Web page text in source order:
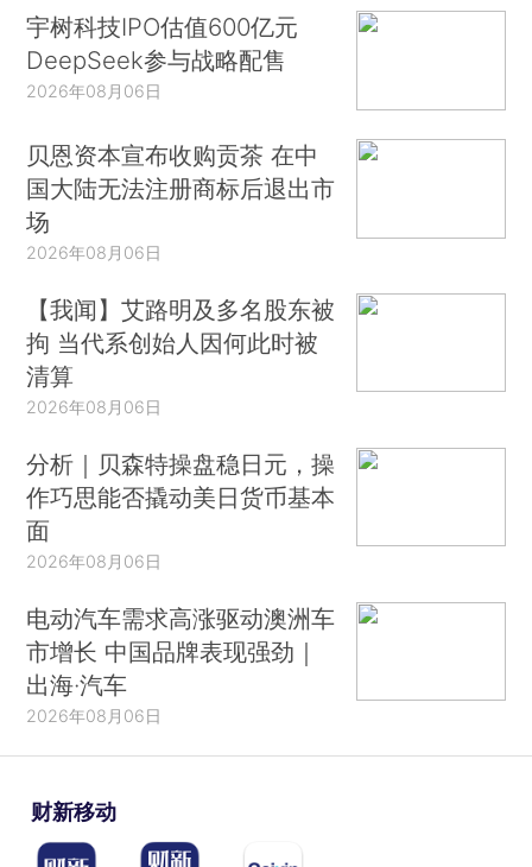
宇树科技IPO估值600亿元
DeepSeek参与战略配售
2026年08月06日
贝恩资本宣布收购贡茶 在中
国大陆无法注册商标后退出市
场
2026年08月06日
【我闻】艾路明及多名股东被
拘 当代系创始人因何此时被
清算
2026年08月06日
分析｜贝森特操盘稳日元，操
作巧思能否撬动美日货币基本
面
2026年08月06日
电动汽车需求高涨驱动澳洲车
市增长 中国品牌表现强劲｜
出海·汽车
2026年08月06日
财新移动